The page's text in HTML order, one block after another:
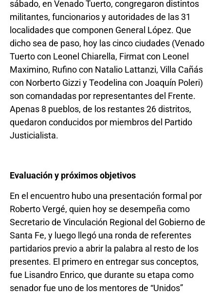
sábado, en Venado Tuerto, congregaron distintos
militantes, funcionarios y autoridades de las 31
localidades que componen General López. Que
dicho sea de paso, hoy las cinco ciudades (Venado
Tuerto con Leonel Chiarella, Firmat con Leonel
Maximino, Rufino con Natalio Lattanzi, Villa Cañás
con Norberto Gizzi y Teodelina con Joaquín Poleri)
son comandadas por representantes del Frente.
Apenas 8 pueblos, de los restantes 26 distritos,
quedaron conducidos por miembros del Partido
Justicialista.
Evaluación y próximos objetivos
En el encuentro hubo una presentación formal por
Roberto Vergé, quien hoy se desempeña como
Secretario de Vinculación Regional del Gobierno de
Santa Fe, y luego llegó una ronda de referentes
partidarios previo a abrir la palabra al resto de los
presentes. El primero en entregar sus conceptos,
fue Lisandro Enrico, que durante su etapa como
senador fue uno de los mentores de “Unidos”